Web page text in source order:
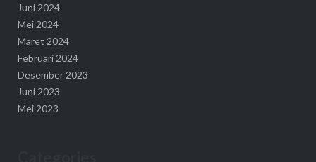
Juni 2024
Mei 2024
Maret 2024
Februari 2024
Desember 2023
Juni 2023
Mei 2023